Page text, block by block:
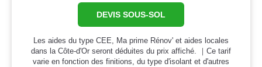
DEVIS SOUS-SOL
Les aides du type CEE, Ma prime Rénov' et aides locales
dans la Côte-d'Or seront déduites du prix affiché. ｜Ce tarif
varie en fonction des finitions, du type d'isolant et d'autres